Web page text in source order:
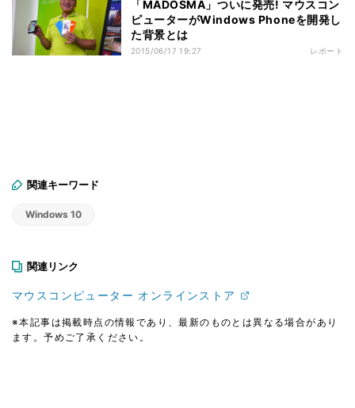
「MADOSMA」ついに発売! マウスコン
ピューターがWindows Phoneを開発し
た背景とは
2015/06/17 19:27 レポート
関連キーワード
Windows 10
関連リンク
マウスコンピューター オンラインストア
※本記事は掲載時点の情報であり、最新のものとは異なる場合があり
ます。予めご了承ください。